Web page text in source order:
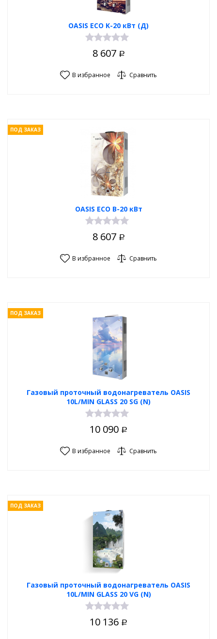
OASIS ECO K-20 кВт (Д)
8 607 Р
В избранное Сравнить
OASIS ECO B-20 кВт
ПОД ЗАКАЗ
8 607 Р
В избранное Сравнить
Газовый проточный водонагреватель OASIS
10L/MIN GLASS 20 SG (N)
ПОД ЗАКАЗ
10 090 Р
В избранное Сравнить
Газовый проточный водонагреватель OASIS
10L/MIN GLASS 20 VG (N)
ПОД ЗАКАЗ
10 136 Р